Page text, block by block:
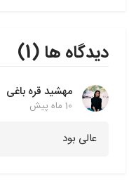
دیدگاه ها (1)
مهشید قره باغی
10 ماه پیش
عالی بود